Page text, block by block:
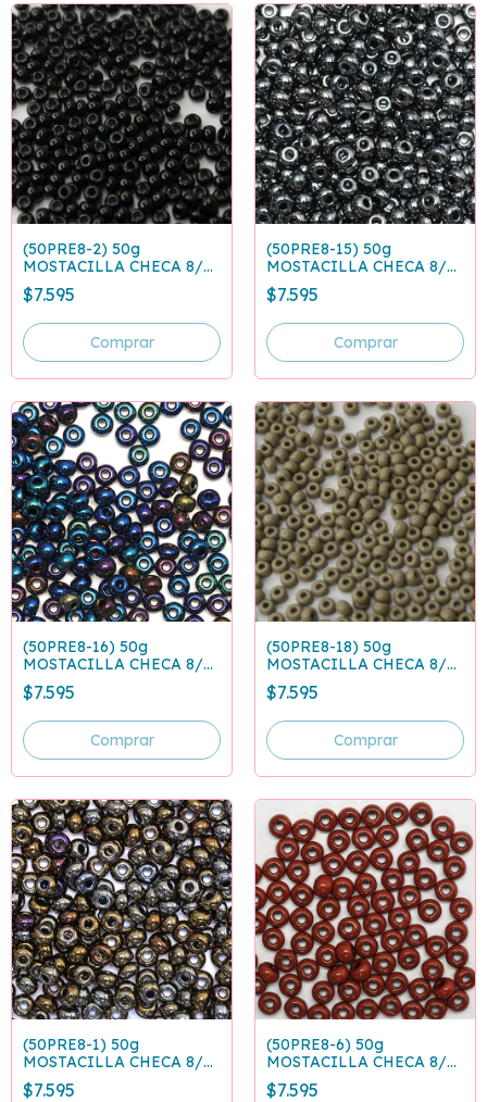
(50PRE8-2) 50g
MOSTACILLA CHECA 8/0
NEGRA 23980
$7.595
(50PRE8-15) 50g
MOSTACILLA CHECA 8/0
ACERINA 49102
$7.595
(50PRE8-16) 50g
MOSTACILLA CHECA 8/0
AZUL IRISADO 59135
$7.595
(50PRE8-18) 50g
MOSTACILLA CHECA 8/0
GRIS 43020
$7.595
(50PRE8-1) 50g
MOSTACILLA CHECA 8/0
CAFE IRISADO 59115
$7.595
(50PRE8-6) 50g
MOSTACILLA CHECA 8/0
CAFE CLARO 13600
$7.595